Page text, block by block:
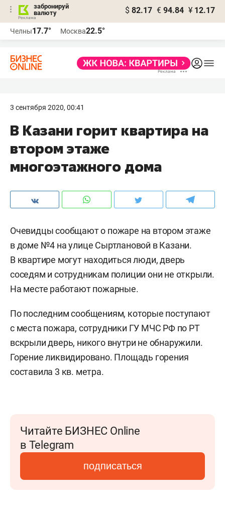
забронируй
валюту
$ 82.17 € 94.84 ¥ 12.17
Челны17.7° Москва22.5°
3 сентября 2020, 00:41
В Казани горит квартира на
втором этаже
многоэтажного дома
Очевидцы сообщают о пожаре на втором этаже
в доме №4 на улице Сыртлановой в Казани.
В квартире могут находиться люди, дверь
соседям и сотрудникам полиции они не открыли.
На месте работают пожарные.
По последним сообщениям, которые поступают
с места пожара, сотрудники ГУ МЧС РФ по РТ
вскрыли дверь, никого внутри не обнаружили.
Горение ликвидировано. Площадь горения
составила 3 кв. метра.
Читайте БИЗНЕС Online
в Telegram
подписаться